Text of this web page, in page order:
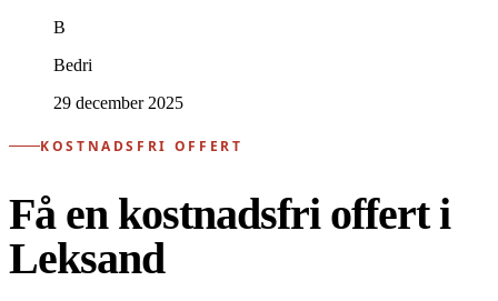
B
Bedri
29 december 2025
KOSTNADSFRI OFFERT
Få en kostnadsfri offert i
Leksand